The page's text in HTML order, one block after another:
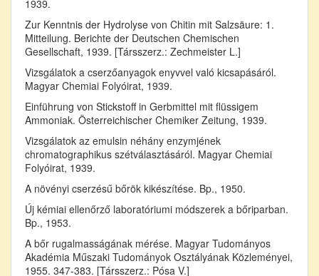
1939.
Zur Kenntnis der Hydrolyse von Chitin mit Salzsäure: 1.
Mitteilung. Berichte der Deutschen Chemischen
Gesellschaft, 1939. [Társszerz.: Zechmeister L.]
Vizsgálatok a cserzőanyagok enyvvel való kicsapásáról.
Magyar Chemiai Folyóirat, 1939.
Einführung von Stickstoff in Gerbmittel mit flüssigem
Ammoniak. Österreichischer Chemiker Zeitung, 1939.
Vizsgálatok az emulsin néhány enzymjének
chromatographikus szétválasztásáról. Magyar Chemiai
Folyóirat, 1939.
A növényi cserzésű bőrök kikészítése. Bp., 1950.
Új kémiai ellenőrző laboratóriumi módszerek a bőriparban.
Bp., 1953.
A bőr rugalmasságának mérése. Magyar Tudományos
Akadémia Műszaki Tudományok Osztályának Közleményei,
1955. 347-383. [Társszerz.: Pósa V.]